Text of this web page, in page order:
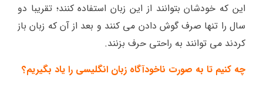
این که خودشان بتوانند از این زبان استفاده کنند؛ تقریبا دو
سال را تنها صرف گوش دادن می کنند و بعد از آن که زبان باز
کردند می توانند به راحتی حرف بزنند.
چه کنیم تا به صورت ناخودآگاه زبان انگلیسی را یاد بگیریم؟